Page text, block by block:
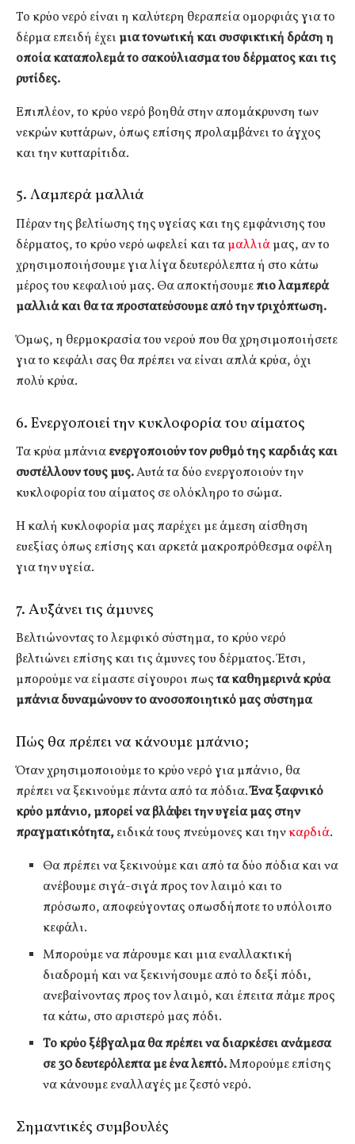
Το κρύο νερό είναι η καλύτερη θεραπεία ομορφιάς για το
δέρμα επειδή έχει μια τονωτική και συσφικτική δράση η
οποία καταπολεμά το σακούλιασμα του δέρματος και τις
ρυτίδες.
Επιπλέον, το κρύο νερό βοηθά στην απομάκρυνση των
νεκρών κυττάρων, όπως επίσης προλαμβάνει το άγχος
και την κυτταρίτιδα.
5. Λαμπερά μαλλιά
Πέραν της βελτίωσης της υγείας και της εμφάνισης του
δέρματος, το κρύο νερό ωφελεί και ταμαλλιάμας, αν το
χρησιμοποιήσουμε για λίγα δευτερόλεπτα ή στο κάτω
μέρος του κεφαλιού μας. Θα αποκτήσουμεπιο λαμπερά
μαλλιά και θα τα προστατεύσουμε από την τριχόπτωση.
Όμως, η θερμοκρασία του νερού που θα χρησιμοποιήσετε
για το κεφάλι σας θα πρέπει να είναι απλά κρύα, όχι
πολύ κρύα.
6. Ενεργοποιεί την κυκλοφορία του αίματος
Τα κρύα μπάνιαενεργοποιούν τον ρυθμό της καρδιάς και
συστέλλουν τους μυς.Αυτά τα δύο ενεργοποιούν την
κυκλοφορία του αίματος σε ολόκληρο το σώμα.
Η καλή κυκλοφορία μας παρέχει με άμεση αίσθηση
ευεξίας όπως επίσης και αρκετά μακροπρόθεσμα οφέλη
για την υγεία.
7. Αυξάνει τις άμυνες
Βελτιώνοντας το λεμφικό σύστημα, το κρύο νερό
βελτιώνει επίσης και τις άμυνες του δέρματος. Έτσι,
μπορούμε να είμαστε σίγουροι πωςτα καθημερινά κρύα
μπάνια δυναμώνουν το ανοσοποιητικό μας σύστημα
Πώς θα πρέπει να κάνουμε μπάνιο;
Όταν χρησιμοποιούμε το κρύο νερό για μπάνιο, θα
πρέπει να ξεκινούμε πάντα από τα πόδια.Ένα ξαφνικό
κρύο μπάνιο, μπορεί να βλάψει την υγεία μας στην
πραγματικότητα,ειδικά τους πνεύμονες και τηνκαρδιά.
Θα πρέπει να ξεκινούμε και από τα δύο πόδια και να
ανέβουμε σιγά-σιγά προς τον λαιμό και το
πρόσωπο, αποφεύγοντας οπωσδήποτε το υπόλοιπο
κεφάλι.
Μπορούμε να πάρουμε και μια εναλλακτική
διαδρομή και να ξεκινήσουμε από το δεξί πόδι,
ανεβαίνοντας προς τον λαιμό, και έπειτα πάμε προς
τα κάτω, στο αριστερό μας πόδι.
Το κρύο ξέβγαλμα θα πρέπει να διαρκέσει ανάμεσα
σε 30 δευτερόλεπτα με ένα λεπτό.Μπορούμε επίσης
να κάνουμε εναλλαγές με ζεστό νερό.
Σημαντικές συμβουλές